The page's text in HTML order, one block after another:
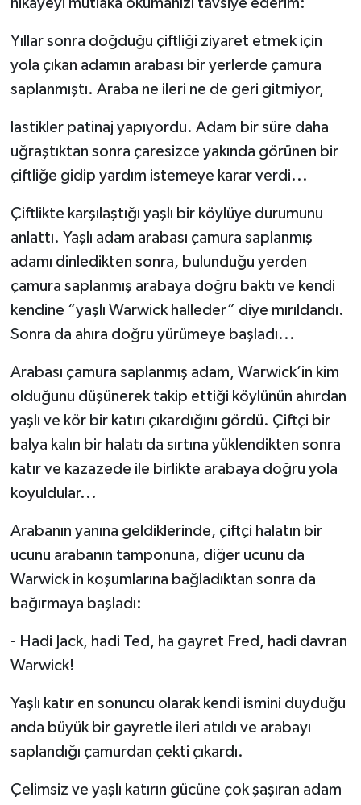
hikayeyi mutlaka okumanızı tavsiye ederim:
Yıllar sonra doğduğu çiftliği ziyaret etmek için
yola çıkan adamın arabası bir yerlerde çamura
saplanmıştı. Araba ne ileri ne de geri gitmiyor,
lastikler patinaj yapıyordu. Adam bir süre daha
uğraştıktan sonra çaresizce yakında görünen bir
çiftliğe gidip yardım istemeye karar verdi...
Çiftlikte karşılaştığı yaşlı bir köylüye durumunu
anlattı. Yaşlı adam arabası çamura saplanmış
adamı dinledikten sonra, bulunduğu yerden
çamura saplanmış arabaya doğru baktı ve kendi
kendine “yaşlı Warwick halleder” diye mırıldandı.
Sonra da ahıra doğru yürümeye başladı...
Arabası çamura saplanmış adam, Warwick’in kim
olduğunu düşünerek takip ettiği köylünün ahırdan
yaşlı ve kör bir katırı çıkardığını gördü. Çiftçi bir
balya kalın bir halatı da sırtına yüklendikten sonra
katır ve kazazede ile birlikte arabaya doğru yola
koyuldular...
Arabanın yanına geldiklerinde, çiftçi halatın bir
ucunu arabanın tamponuna, diğer ucunu da
Warwick in koşumlarına bağladıktan sonra da
bağırmaya başladı:
- Hadi Jack, hadi Ted, ha gayret Fred, hadi davran
Warwick!
Yaşlı katır en sonuncu olarak kendi ismini duyduğu
anda büyük bir gayretle ileri atıldı ve arabayı
saplandığı çamurdan çekti çıkardı.
Çelimsiz ve yaşlı katırın gücüne çok şaşıran adam